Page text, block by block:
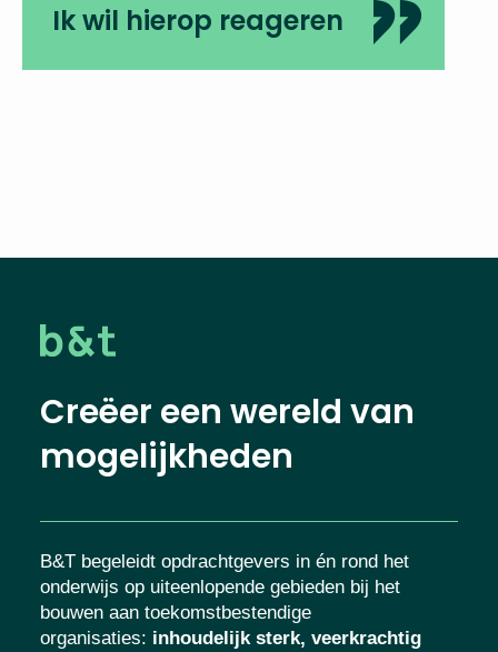
Ik wil hierop reageren
Creëer een wereld van
mogelijkheden
B&T begeleidt opdrachtgevers in én rond het
onderwijs op uiteenlopende gebieden bij het
bouwen aan toekomstbestendige
organisaties: inhoudelijk sterk, veerkrachtig